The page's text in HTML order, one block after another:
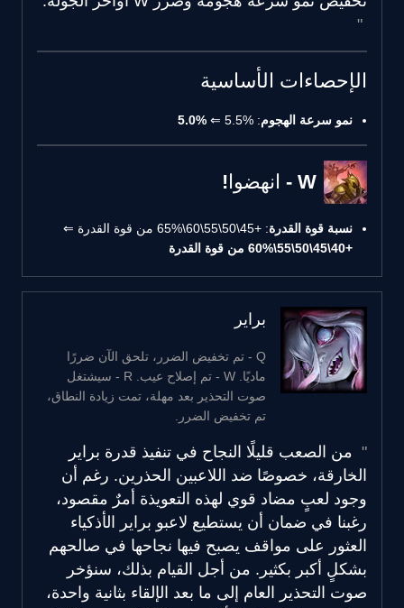
الإحصاءات الأساسية
نمو سرعة الهجوم: 5.5% ⇐
5.0%
W - انهضوا!
نسبة قوة القدرة: +45\50\55\60\65% من قوة القدرة ⇐
+40\45\50\55\60% من قوة القدرة
براير
Q - تم تخفيض الضرر، تلحق الآن ضررًا
ماديًا. W - تم إصلاح عيب. R - سيشتغل
صوت التحذير بعد مهلة، تمت زيادة النطاق،
تم تخفيض الضرر.
من الصعب قليلًا النجاح في تنفيذ قدرة براير
الخارقة، خصوصًا ضد اللاعبين الحذرين. رغم أن
وجود لعبٍ مضاد قوي لهذه التعويذة أمرٌ مقصود،
رغبنا في ضمان أن يستطيع لاعبو براير الأذكياء
العثور على مواقف يصبح فيها نجاحها في صالحهم
بشكلٍ أكبر بكثير. من أجل القيام بذلك، سنؤخر
صوت التحذير العام إلى ما بعد الإلقاء بثانية واحدة،